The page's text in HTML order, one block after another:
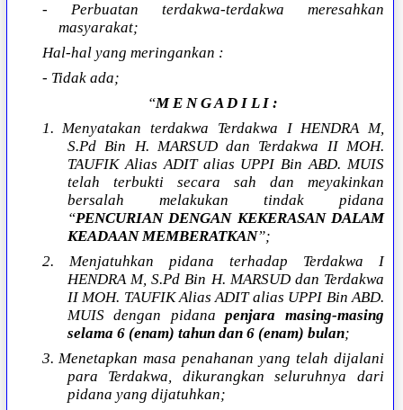
- Perbuatan terdakwa-terdakwa meresahkan
masyarakat;
Hal-hal yang meringankan :
- Tidak ada;
“M E N G A D I L I :
1. Menyatakan terdakwa Terdakwa I HENDRA M,
S.Pd Bin H. MARSUD dan Terdakwa II MOH.
TAUFIK Alias ADIT alias UPPI Bin ABD. MUIS
telah terbukti secara sah dan meyakinkan
bersalah melakukan tindak pidana
“PENCURIAN DENGAN KEKERASAN DALAM
KEADAAN MEMBERATKAN”;
2. Menjatuhkan pidana terhadap Terdakwa I
HENDRA M, S.Pd Bin H. MARSUD dan Terdakwa
II MOH. TAUFIK Alias ADIT alias UPPI Bin ABD.
MUIS dengan pidanapenjara masing-masing
selama 6 (enam) tahun dan 6 (enam) bulan;
3. Menetapkan masa penahanan yang telah dijalani
para Terdakwa, dikurangkan seluruhnya dari
pidana yang dijatuhkan;